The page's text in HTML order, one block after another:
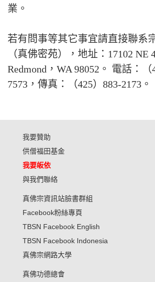
業。
若有問事等其它事宜請直接聯系
（真佛密苑），地址：17102 NE
Redmond，WA 98052。 電話：（
7573，傳真：（425）883-2173。
我要贊助
供僧福田基金
我要皈依
與我們聯絡
真佛宗資訊站臉書群組
Facebook粉絲專頁
TBSN Facebook English
TBSN Facebook Indonesia
真佛宗網路大學
真佛功德總會